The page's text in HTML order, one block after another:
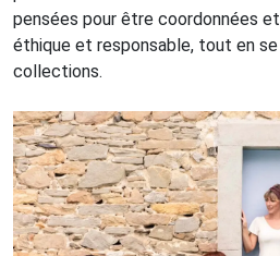
pensées pour être coordonnées
éthique et responsable, tout en
collections.